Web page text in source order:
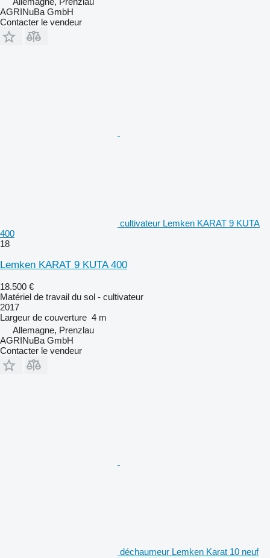
AGRINuBa GmbH
Contacter le vendeur
cultivateur Lemken KARAT 9 KUTA
400
18
Lemken KARAT 9 KUTA 400
18.500 €
Matériel de travail du sol - cultivateur
2017
Largeur de couverture 4 m
Allemagne, Prenzlau
AGRINuBa GmbH
Contacter le vendeur
déchaumeur Lemken Karat 10 neuf